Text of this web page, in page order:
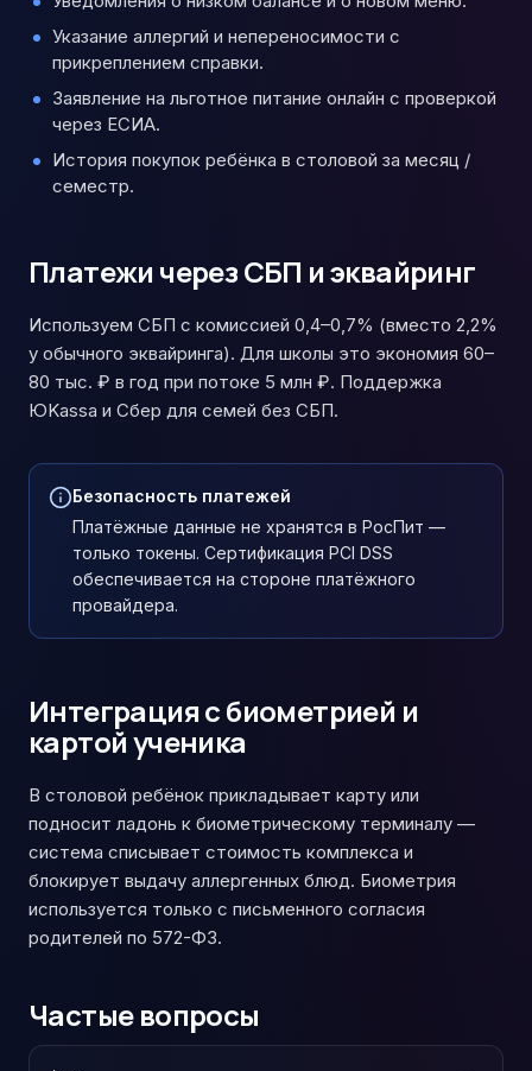
Указание аллергий и непереносимости с
прикреплением справки.
Заявление на льготное питание онлайн с проверкой
через ЕСИА.
История покупок ребёнка в столовой за месяц /
семестр.
Платежи через СБП и эквайринг
Используем СБП с комиссией 0,4–0,7% (вместо 2,2%
у обычного эквайринга). Для школы это экономия 60–
80 тыс. ₽ в год при потоке 5 млн ₽. Поддержка
ЮKassa и Сбер для семей без СБП.
Безопасность платежей
Платёжные данные не хранятся в РосПит —
только токены. Сертификация PCI DSS
обеспечивается на стороне платёжного
провайдера.
Интеграция с биометрией и
картой ученика
В столовой ребёнок прикладывает карту или
подносит ладонь к биометрическому терминалу —
система списывает стоимость комплекса и
блокирует выдачу аллергенных блюд. Биометрия
используется только с письменного согласия
родителей по 572-ФЗ.
Частые вопросы